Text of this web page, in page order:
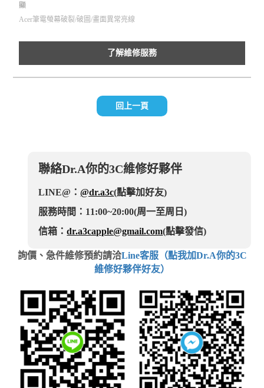
顯
Acer筆電螢幕破裂/破圖/畫面異常亮線
了解維修服務
回上一頁
聯絡Dr.A你的3C維修好夥伴
LINE@：@dr.a3c(點擊加好友)
服務時間：11:00~20:00(周一至周日)
信箱：dr.a3capple@gmail.com(點擊發信)
詢價、急件維修預約請洽Line客服（點我加Dr.A你的3C
維修好夥伴好友）